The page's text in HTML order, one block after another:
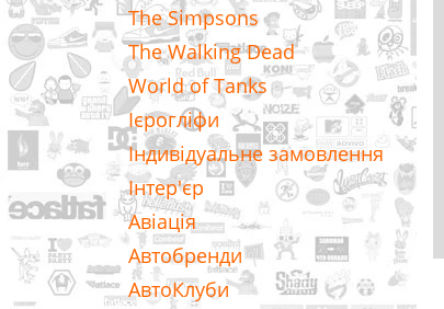
The Simpsons
The Walking Dead
World of Tanks
Ієрогліфи
Індивідуальне замовлення
Інтер'єр
Авіація
Автобренди
АвтоКлуби